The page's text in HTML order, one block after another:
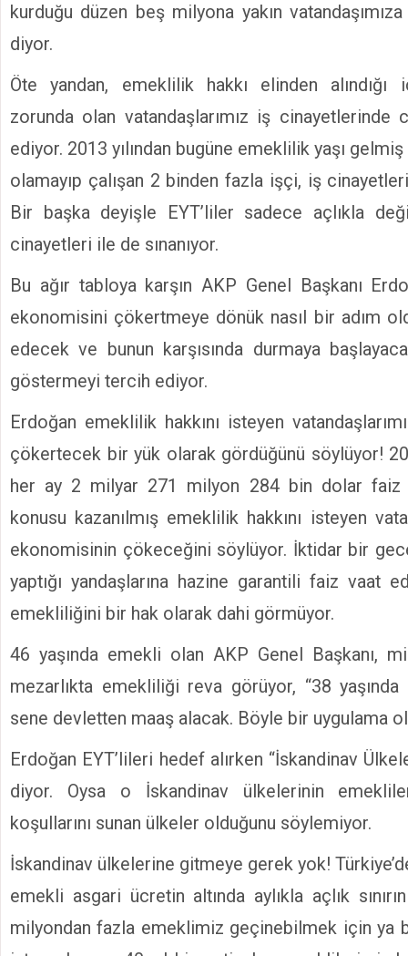
kurduğu düzen beş milyona yakın
diyor.
Öte yandan, emeklilik hakkı elinden alındığı
zorunda olan vatandaşlarımız iş cinayetlerinde
ediyor. 2013 yılından bugüne emeklilik yaşı
olamayıp çalışan 2 binden fazla işçi, iş
Bir başka deyişle EYT’liler sadece açlıkla
cinayetleri ile de sınanıyor.
Bu ağır tabloya karşın AKP Genel Başkanı
ekonomisini çökertmeye dönük nasıl bir adım
edecek ve bunun karşısında durmaya
göstermeyi tercih ediyor.
Erdoğan emeklilik hakkını isteyen
çökertecek bir yük olarak gördüğünü söylüyor!
her ay 2 milyar 271 milyon 284 bin dolar faiz
konusu kazanılmış emeklilik hakkını isteyen
ekonomisinin çökeceğini söylüyor. İktidar bir
yaptığı yandaşlarına hazine garantili faiz vaat
emekliliğini bir hak olarak dahi görmüyor.
46 yaşında emekli olan AKP Genel Başkanı,
mezarlıkta emekliliği reva görüyor, “38
sene devletten maaş alacak. Böyle bir uygulama
Erdoğan EYT’lileri hedef alırken “İskandinav
diyor. Oysa o İskandinav ülkelerinin
koşullarını sunan ülkeler olduğunu söylemiyor.
İskandinav ülkelerine gitmeye gerek yok!
emekli asgari ücretin altında aylıkla açlık
milyondan fazla emeklimiz geçinebilmek için ya